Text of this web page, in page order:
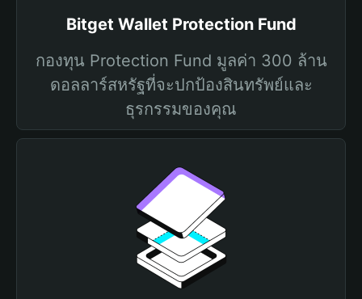
Bitget Wallet Protection Fund
กองทุน Protection Fund มูลค่า 300 ล้าน
ดอลลาร์สหรัฐที่จะปกป้องสินทรัพย์และ
ธุรกรรมของคุณ